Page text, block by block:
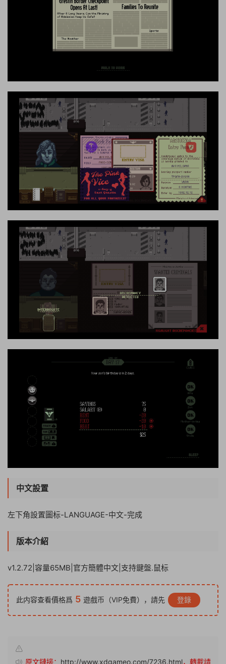
中文設置
左下角設置圖标-LANGUAGE-中文-完成
版本介紹
v1.2.72|容量65MB|官方簡體中文|支持鍵盤.鼠标
此内容查看價格爲 5 遊戲币（VIP免費），請先 登錄
原文鏈接： http://www.xdgameo.com/7236.html，轉載請